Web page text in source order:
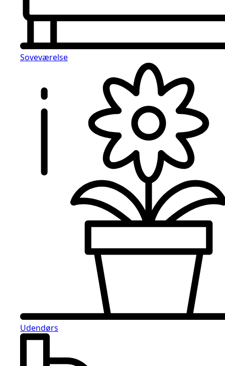
Soveværelse
Udendørs